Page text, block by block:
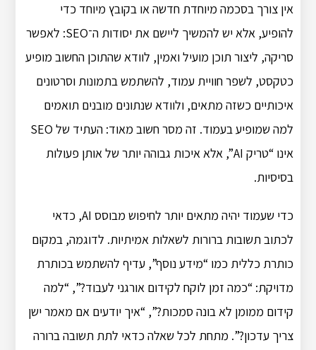
אין צורך בסכמה מיוחדת חדשה או בקובץ מיוחד כדי
להופיע, אלא יש להמשיך ליישם את יסודות ה־SEO: לאפשר
סריקה, ליצור תוכן מועיל ואמין, לוודא שהתוכן החשוב מופיע
כטקסט, לשפר חוויית עמוד, להשתמש בתמונות וסרטונים
איכותיים כשזה מתאים, ולוודא שנתונים מובנים תואמים
למה שמופיע בעמוד. זה מסר חשוב מאוד: העתיד של SEO
אינו “טריק AI”, אלא איכות גבוהה יותר של אותן פעולות
בסיסיות.
כדי שעמוד יהיה מתאים יותר לחיפוש מבוסס AI, כדאי
לכתוב תשובות ברורות לשאלות אמיתיות. לדוגמה, במקום
כותרת כללית כמו “מידע נוסף”, עדיף להשתמש בכותרת
מדויקת: “כמה זמן לוקח לקידום אורגני לעבוד?”, “למה
קידום ממומן לא בונה סמכות?”, “איך יודעים אם מאמר ישן
צריך עדכון?”. מתחת לכל שאלה כדאי לתת תשובה ברורה